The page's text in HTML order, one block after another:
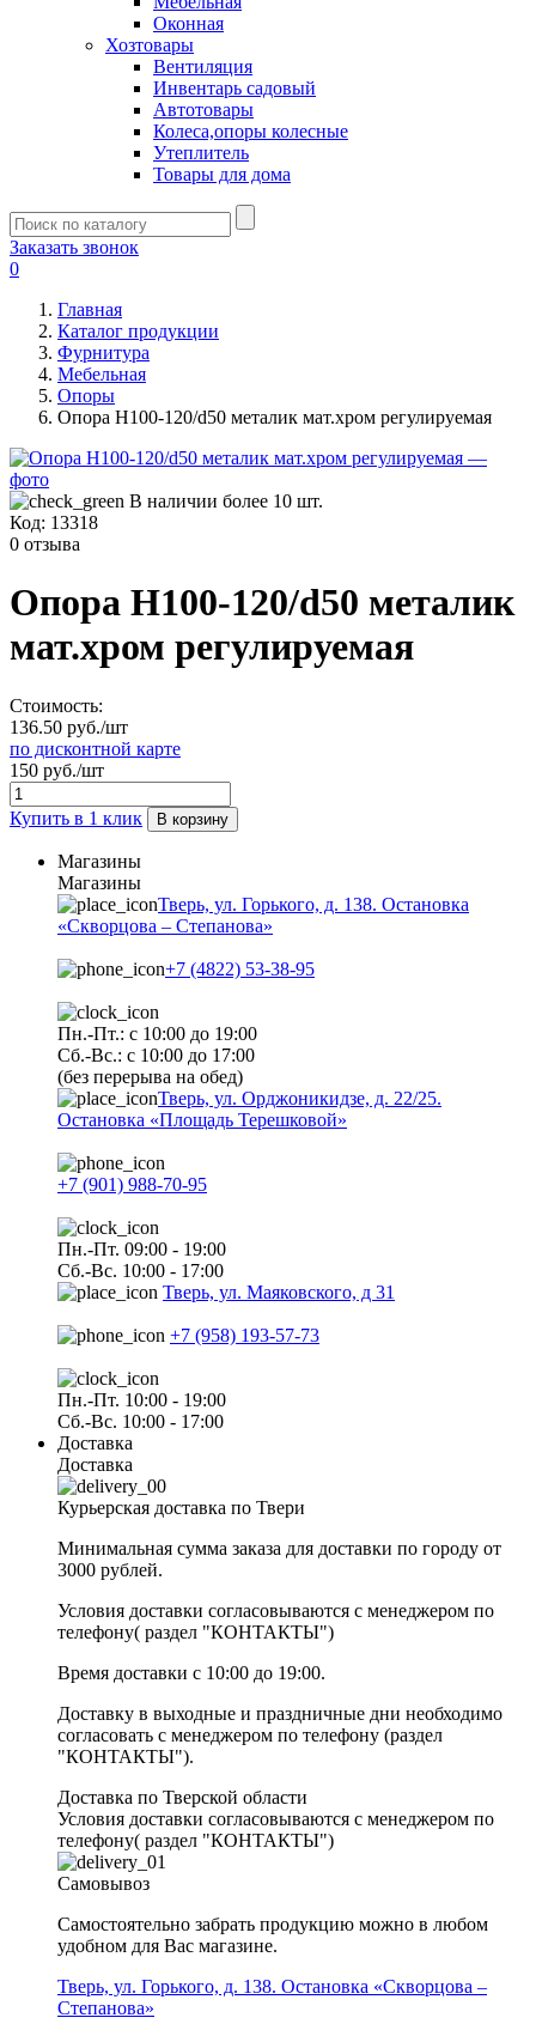
Оконная
Хозтовары
Вентиляция
Инвентарь садовый
Автотовары
Колеса,опоры колесные
Утеплитель
Товары для дома
Заказать звонок
0
Главная
Каталог продукции
Фурнитура
Мебельная
Опоры
Опора H100-120/d50 металик мат.хром регулируемая
В наличии более 10 шт.
Код: 13318
0 отзыва
Опора H100-120/d50 металик
мат.хром регулируемая
Стоимость:
136.50 руб./шт
по дисконтной карте
150 руб./шт
Купить в 1 клик В корзину
Магазины
Магазины
Тверь, ул. Горького, д. 138. Остановка
«Скворцова – Степанова»
+7 (4822) 53-38-95
Пн.-Пт.: с 10:00 до 19:00
Сб.-Вс.: с 10:00 до 17:00
(без перерыва на обед)
Тверь, ул. Орджоникидзе, д. 22/25.
Остановка «Площадь Терешковой»
+7 (901) 988-70-95
Пн.-Пт. 09:00 - 19:00
Сб.-Вс. 10:00 - 17:00
Тверь, ул. Маяковского, д 31
+7 (958) 193-57-73
Пн.-Пт. 10:00 - 19:00
Сб.-Вс. 10:00 - 17:00
Доставка
Доставка
Курьерская доставка по Твери
Минимальная сумма заказа для доставки по городу от
3000 рублей.
Условия доставки согласовываются с менеджером по
телефону( раздел "КОНТАКТЫ")
Время доставки с 10:00 до 19:00.
Доставку в выходные и праздничные дни необходимо
согласовать с менеджером по телефону (раздел
"КОНТАКТЫ").
Доставка по Тверской области
Условия доставки согласовываются с менеджером по
телефону( раздел "КОНТАКТЫ")
Самовывоз
Самостоятельно забрать продукцию можно в любом
удобном для Вас магазине.
Тверь, ул. Горького, д. 138. Остановка «Скворцова –
Степанова»